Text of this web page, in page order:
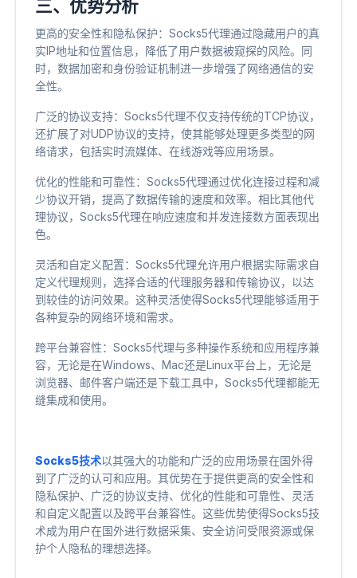
三、优势分析
更高的安全性和隐私保护：Socks5代理通过隐藏用户的真
实IP地址和位置信息，降低了用户数据被窥探的风险。同
时，数据加密和身份验证机制进一步增强了网络通信的安
全性。
广泛的协议支持：Socks5代理不仅支持传统的TCP协议，
还扩展了对UDP协议的支持，使其能够处理更多类型的网
络请求，包括实时流媒体、在线游戏等应用场景。
优化的性能和可靠性：Socks5代理通过优化连接过程和减
少协议开销，提高了数据传输的速度和效率。相比其他代
理协议，Socks5代理在响应速度和并发连接数方面表现出
色。
灵活和自定义配置：Socks5代理允许用户根据实际需求自
定义代理规则，选择合适的代理服务器和传输协议，以达
到较佳的访问效果。这种灵活使得Socks5代理能够适用于
各种复杂的网络环境和需求。
跨平台兼容性：Socks5代理与多种操作系统和应用程序兼
容，无论是在Windows、Mac还是Linux平台上，无论是
浏览器、邮件客户端还是下载工具中，Socks5代理都能无
缝集成和使用。
Socks5技术以其强大的功能和广泛的应用场景在国外得
到了广泛的认可和应用。其优势在于提供更高的安全性和
隐私保护、广泛的协议支持、优化的性能和可靠性、灵活
和自定义配置以及跨平台兼容性。这些优势使得Socks5技
术成为用户在国外进行数据采集、安全访问受限资源或保
护个人隐私的理想选择。